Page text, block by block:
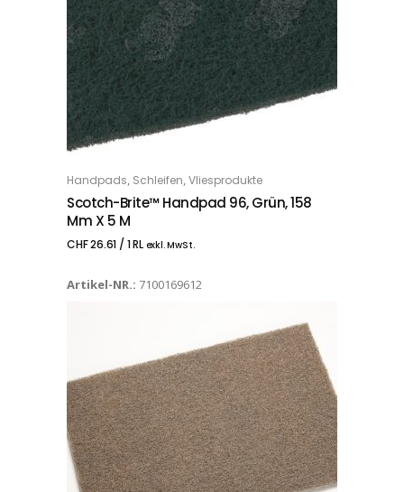
IN DEN WARENKORB
Handpads, Schleifen,Vliesprodukte
Scotch-Brite™ Handpad 96, Grün, 158
Mm X 5 M
CHF26.61 / 1 RL exkl. MwSt.
Artikel-NR.: 7100169612